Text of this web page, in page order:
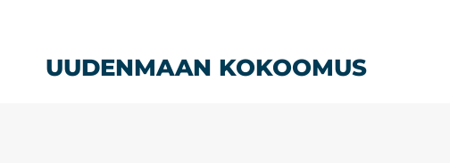
UUDENMAAN KOKOOMUS